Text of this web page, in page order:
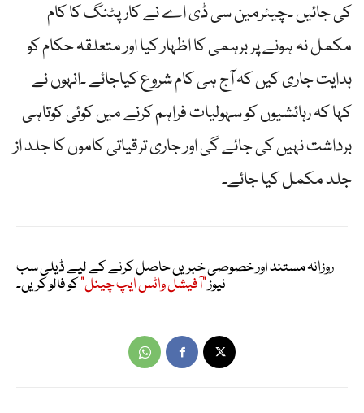
کی جائیں ۔چیئرمین سی ڈی اے نے کارپٹنگ کا کام
مکمل نہ ہونے پر برہمی کا اظہار کیا اور متعلقہ حکام کو
ہدایت جاری کیں کہ آج ہی کام شروع کیاجائے ۔انہوں نے
کہا کہ رہائشیوں کو سہولیات فراہم کرنے میں کوئی کوتاہی
برداشت نہیں کی جائے گی اور جاری ترقیاتی کاموں کا جلد از
جلد مکمل کیا جائے۔
روزانہ مستند اور خصوصی خبریں حاصل کرنے کے لیے ڈیلی سب
نیوز"آفیشل واٹس ایپ چینل"کو فالو کریں۔